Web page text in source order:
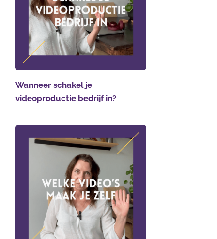
Wanneer schakel je
videoproductie bedrijf in?